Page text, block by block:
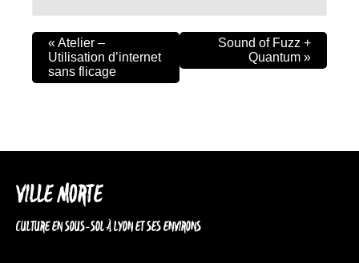
«Atelier –
Utilisation d’internet
sans flicage
Sound of Fuzz +
Quantum »
VILLE MORTE
CULTURE EN SOUS-SOL À LYON ET SES ENVIRONS